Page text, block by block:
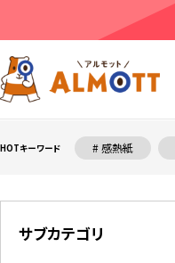
HOTキーワード # 感熱紙
サブカテゴリ